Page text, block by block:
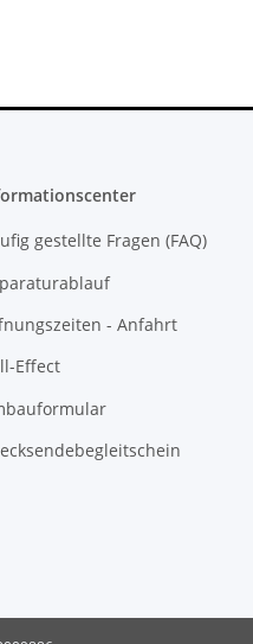
gestellte Fragen (FAQ)
- Anfahrt
Effect